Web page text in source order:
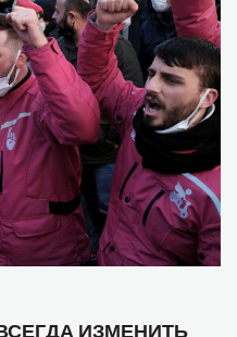
ИЗМЕНИТЬ